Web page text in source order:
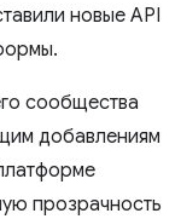
новые API
сообщества
добавлениям
прозрачность